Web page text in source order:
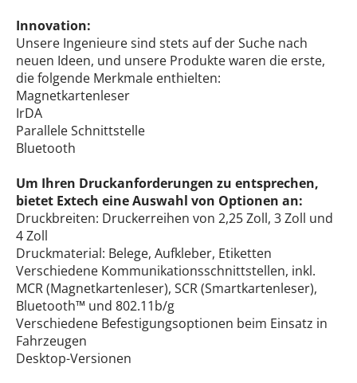
Innovation:
Unsere Ingenieure sind stets auf der Suche nach
neuen Ideen, und unsere Produkte waren die erste,
die folgende Merkmale enthielten:
Magnetkartenleser
IrDA
Parallele Schnittstelle
Bluetooth
Um Ihren Druckanforderungen zu entsprechen,
bietet Extech eine Auswahl von Optionen an:
Druckbreiten: Druckerreihen von 2,25 Zoll, 3 Zoll und
4 Zoll
Druckmaterial: Belege, Aufkleber, Etiketten
Verschiedene Kommunikationsschnittstellen, inkl.
MCR (Magnetkartenleser), SCR (Smartkartenleser),
Bluetooth™ und 802.11b/g
Verschiedene Befestigungsoptionen beim Einsatz in
Fahrzeugen
Desktop-Versionen